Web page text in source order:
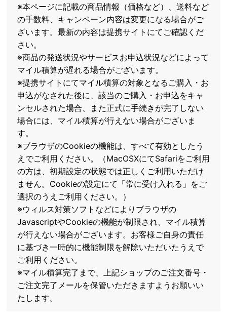
※本ページに記載の商品情報（価格など）、送料など
の手数料、キャンペーン内容は変更になる場合がご
ざいます。最新の内容は提携サイトにてご確認くだ
さい。
※商品の発送状況やサービスお申込状況などによって
マイル積算が遅れる場合がございます。
※提携サイトにてマイル積算の対象となるご購入・お
申込がなされた後に、該当のご購入・お申込をキャ
ンセルされた場合、また正式に手続きが完了しない
場合には、マイル積算が行えない場合がございま
す。
※ブラウザのCookieの機能は、すべて有効としたう
えでご利用ください。（MacOSXにてSafariをご利用
の方は、初期設定の状態では正しくご利用いただけ
ません。Cookieの設定にて「常に受け入れる」をご
選択のうえご利用ください。）
※ウィルス対策ソフトなどによりブラウザの
JavascriptやCookieの機能が制限され、マイル積算
が行えない場合がございます。お客様ご自身の責任
に基づき一時的に機能制限を解除いただいたうえで
ご利用ください。
※マイル積算完了まで、上記ショップのご注文番号・
ご注文完了メールを保管いただきますようお願いい
たします。